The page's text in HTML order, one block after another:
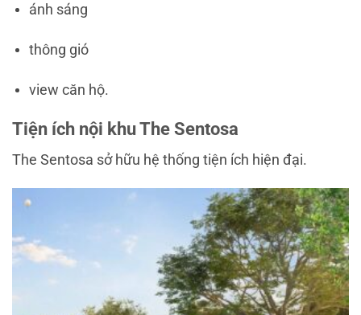
ánh sáng
thông gió
view căn hộ.
Tiện ích nội khu The Sentosa
The Sentosa sở hữu hệ thống tiện ích hiện đại.